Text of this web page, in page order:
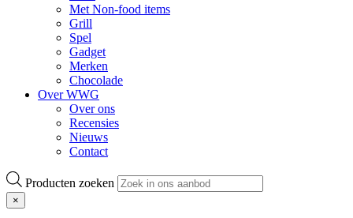
Met Non-food items
Grill
Spel
Gadget
Merken
Chocolade
Over WWG
Over ons
Recensies
Nieuws
Contact
Producten zoeken
×